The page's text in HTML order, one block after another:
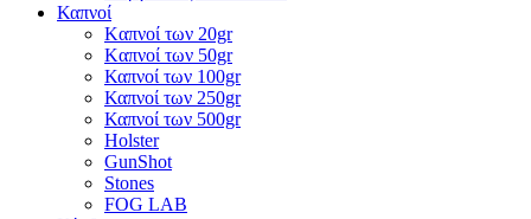
Καπνοί
Kαπνοί των 20gr
Kαπνοί των 50gr
Καπνοί των 100gr
Καπνοί των 250gr
Καπνοί των 500gr
Holster
GunShot
Stones
FOG LAB